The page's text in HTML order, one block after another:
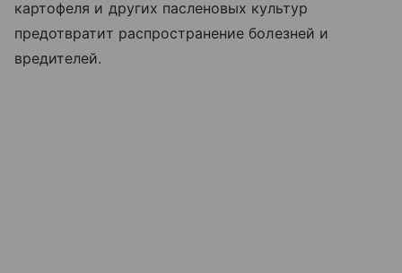
картофеля и других пасленовых культур
предотвратит распространение болезней и
вредителей.